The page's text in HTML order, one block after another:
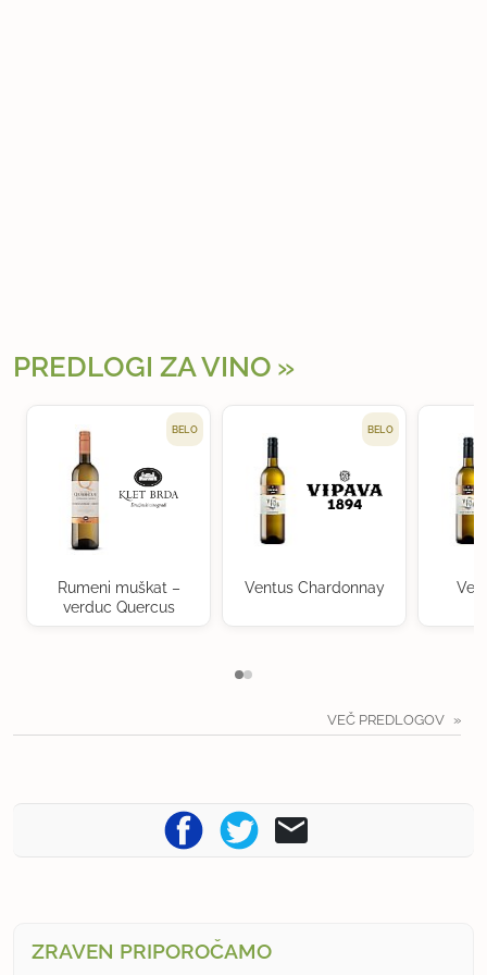
PREDLOGI ZA VINO
BELO
Rumeni muškat –
verduc Quercus
BELO
Ventus Chardonnay
VEČ PREDLOGOV
ZRAVEN PRIPOROČAMO